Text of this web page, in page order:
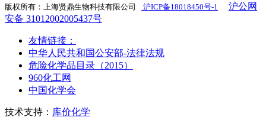
版权所有：上海贤鼎生物科技有限公司 沪ICP备18018450号-1
沪公网
安备 31012002005437号
友情链接：
中华人民共和国公安部-法律法规
危险化学品目录（2015）
960化工网
中国化学会
技术支持： 库价化学